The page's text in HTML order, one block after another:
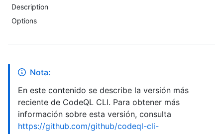
Description
Options
Nota:
En este contenido se describe la versión más
reciente de CodeQL CLI. Para obtener más
información sobre esta versión, consulta
https://github.com/github/codeql-cli-